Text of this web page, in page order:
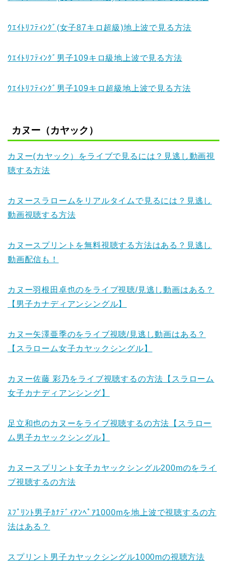
ｳｴｲﾄﾘﾌﾃｨﾝｸﾞ(女子87キロ超級)地上波で見る方法
ｳｴｲﾄﾘﾌﾃｨﾝｸﾞ男子109キロ級地上波で見る方法
ｳｴｲﾄﾘﾌﾃｨﾝｸﾞ男子109キロ超級地上波で見る方法
カヌー（カヤック）
カヌー(カヤック）をライブで見るには？見逃し動画視
聴する方法
カヌースラロームをリアルタイムで見るには？見逃し
動画視聴する方法
カヌースプリントを無料視聴する方法はある？見逃し
動画配信も！
カヌー羽根田卓也のをライブ視聴/見逃し動画はある？
【男子カナディアンシングル】
カヌー矢澤亜季のをライブ視聴/見逃し動画はある？
【スラローム女子カヤックシングル】
カヌー佐藤 彩乃をライブ視聴するの方法【スラローム
女子カナディアンシング】
足立和也のカヌーをライブ視聴するの方法【スラロー
ム男子カヤックシングル】
カヌースプリント女子カヤックシングル200mのをライ
ブ視聴するの方法
ｽﾌﾟﾘﾝﾄ男子ｶﾅﾃﾞｨｱﾝﾍﾟｱ1000mを地上波で視聴するの方
法はある？
スプリント男子カヤックシングル1000mの視聴方法